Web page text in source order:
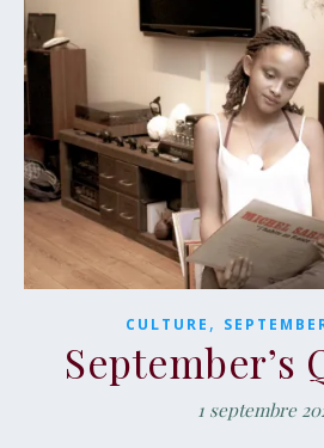
CULTURE ,
September’s
1 septembre